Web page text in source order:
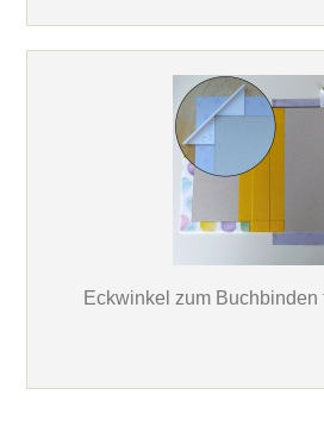
Eckwinkel zum Buchbinden